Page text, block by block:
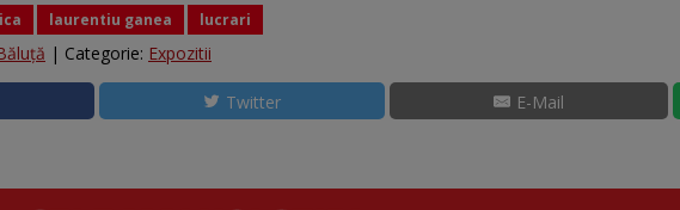
laurentiu ganea lucrari
| Categorie: Expozitii
Twitter E-Mail